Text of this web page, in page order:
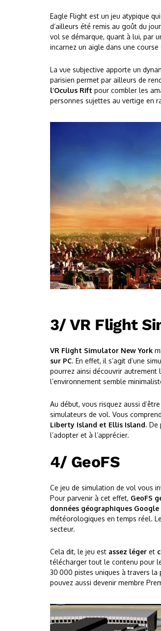
Eagle Flight est un jeu atypique
d’ailleurs été remis au goût du
vol se démarque, quant à lui, par
incarnez un aigle dans une course
La vue subjective apporte un
parisien permet par ailleurs de
l’Oculus Rift pour combler les
personnes sujettes au vertige en
3/ VR Flight
VR Flight Simulator New York
sur PC. En effet, il s’agit d’une
pourrez ainsi découvrir autrement
l’environnement semble
Au début, vous risquez aussi
simulateurs de vol. Vous
Liberty Island et Ellis Island. De
l’adopter et à l’apprécier.
4/ GeoFS
Ce jeu de simulation de vol vous
Pour parvenir à cet effet, GeoFS
données géographiques Google
météorologiques en temps réel.
secteur.
Cela dit, le jeu est assez léger et
télécharger tout le contenu pour
30 000 pistes uniques à travers la
pouvez aussi devenir membre